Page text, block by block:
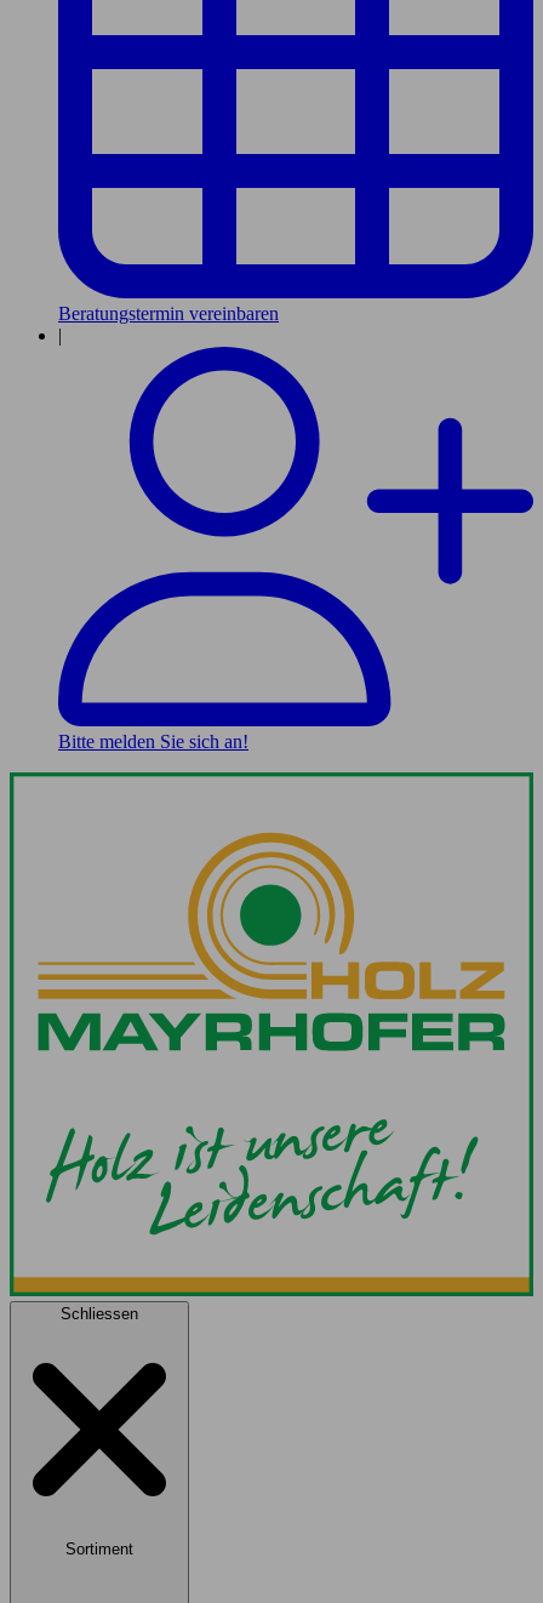
Beratungstermin vereinbaren
|
Bitte melden Sie sich an!
Schliessen
Sortiment